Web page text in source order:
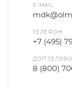
E-MAIL
ТЕЛЕФОН
+7 (495)
8 (800)